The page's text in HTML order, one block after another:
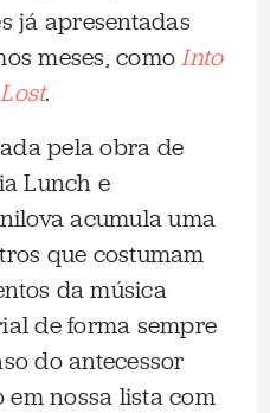
já apresentadas
meses, comoInto
Lost.
pela obra de
Lunch e
acumula uma
que costumam
da música
de forma sempre
do antecessor
em nossa lista com